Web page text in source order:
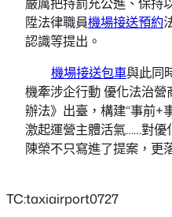
陞法律職員機場接送預約
認識等提出。
機場接送包車與此同
機牽涉企行動 優化法治營
辦法》出臺，構建“事前+
激起運營主體活氣……對優
陳榮不只寫進了提案，更
TC:taxiairport0727